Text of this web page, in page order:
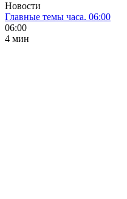
Новости
Главные темы часа. 06:00
06:00
4 мин